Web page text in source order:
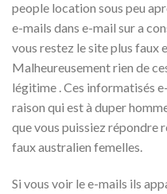
people location sous peu
e-mails dans e-mail sur a
vous restez le site plus faux
Malheureusement rien de
légitime . Ces informatisés
raison qui est à duper
que vous puissiez répondre
faux australien femelles.
Si vous voir le e-mails ils